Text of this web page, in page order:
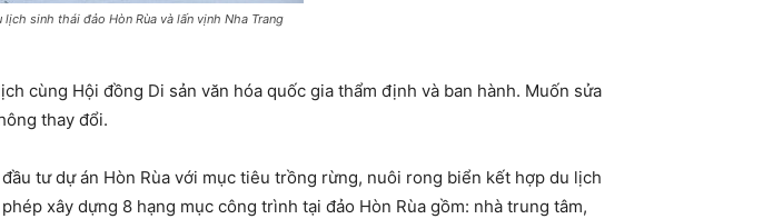
sinh thái đảo Hòn Rùa và lấn vịnh Nha Trang
cùng Hội đồng Di sản văn hóa quốc gia thẩm định và ban hành. Muốn sửa
thay đổi.
tư dự án Hòn Rùa với mục tiêu trồng rừng, nuôi rong biển kết hợp du lịch
xây dựng 8 hạng mục công trình tại đảo Hòn Rùa gồm: nhà trung tâm,